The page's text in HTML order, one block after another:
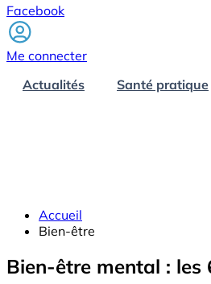
Facebook
Me connecter
Actualités
Santé pratique
Accueil
Bien-être
Bien-être mental : les